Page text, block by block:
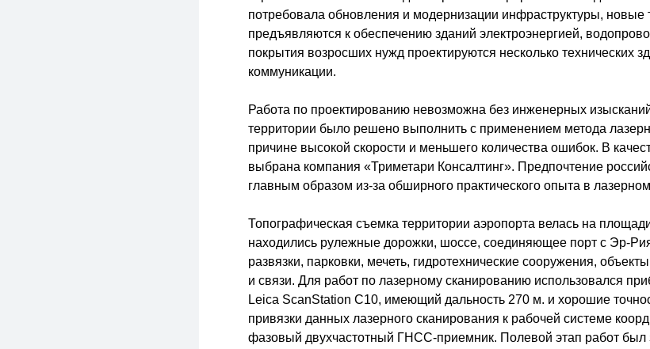
потребовала обновления и модернизации инфраструктуры, новые
предъявляются к обеспечению зданий электроэнергией,
покрытия возросших нужд проектируются несколько технических
коммуникации.
Работа по проектированию невозможна без инженерных
территории было решено выполнить с применением метода
причине высокой скорости и меньшего количества ошибок. В
выбрана компания «Триметари Консалтинг». Предпочтение
главным образом из-за обширного практического опыта в
Топографическая съемка территории аэропорта велась на
находились рулежные дорожки, шоссе, соединяющее порт с Эр-
развязки, парковки, мечеть, гидротехнические сооружения,
и связи. Для работ по лазерному сканированию использовался
Leica ScanStation C10, имеющий дальность 270 м. и хорошие
привязки данных лазерного сканирования к рабочей системе
фазовый двухчастотный ГНСС-приемник. Полевой этап работ был